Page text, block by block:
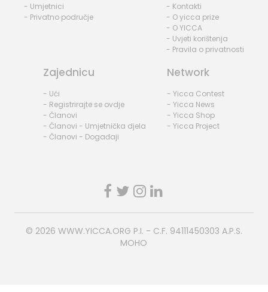
- Umjetnici
- Privatno područje
- Kontakti
- O yicca prize
- O YICCA
- Uvjeti korištenja
- Pravila o privatnosti
Zajednicu
- Ući
- Registrirajte se ovdje
- Članovi
- Članovi - Umjetnička djela
- Članovi - Događaji
Network
- Yicca Contest
- Yicca News
- Yicca Shop
- Yicca Project
© 2026 WWW.YICCA.ORG P.I. - C.F. 94111450303 A.P.S.
MOHO